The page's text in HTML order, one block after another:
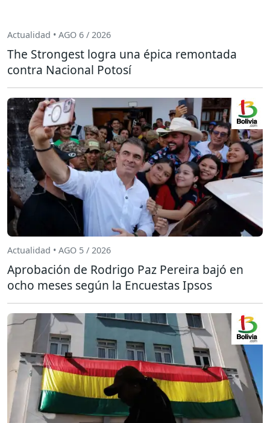
Actualidad • AGO 6 / 2026
The Strongest logra una épica remontada
contra Nacional Potosí
Actualidad • AGO 5 / 2026
Aprobación de Rodrigo Paz Pereira bajó en
ocho meses según la Encuestas Ipsos